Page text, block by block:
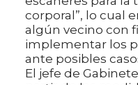
corporal”, lo cual
algún vecino con
implementar los
ante posibles
El jefe de